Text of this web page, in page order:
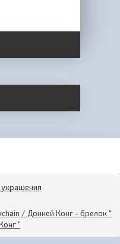
/ Донкей Конг - брелок "
"